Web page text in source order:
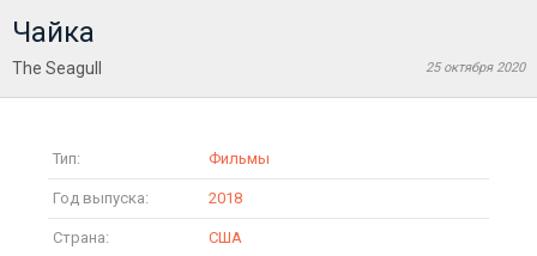
Чайка
The Seagull 25 октября 2020
Тип: Фильмы
Год выпуска: 2018
Страна: США